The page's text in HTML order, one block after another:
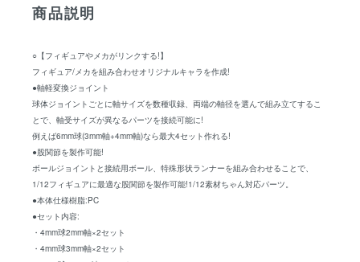
商品説明
○【フィギュアやメカがリンクする!】
フィギュア/メカを組み合わせオリジナルキャラを作成!
●軸軽変換ジョイント
球体ジョイントごとに軸サイズを数種収録、両端の軸径を選んで組み立てするこ
とで、軸受サイズが異なるパーツを接続可能に!
例えば6mm球(3mm軸+4mm軸)なら最大4セット作れる!
●股関節を製作可能!
ボールジョイントと接続用ボール、特殊形状ランナーを組み合わせることで、
1/12フィギュアに最適な股関節を製作可能!1/12素材ちゃん対応パーツ。
●本体仕様樹脂:PC
●セット内容:
・4mm球2mm軸×2セット
・4mm球3mm軸×2セット